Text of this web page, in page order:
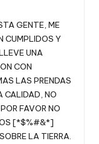
GENTE, ME
CUMPLIDOS Y
UNA
CON
LAS PRENDAS
CALIDAD, NO
FAVOR NO
[*$%#&*]
LA TIERRA.